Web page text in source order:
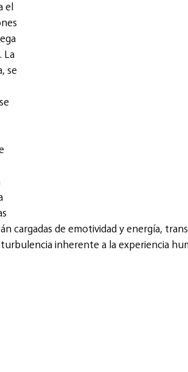
el
La
se
cargadas de emotividad y energía,
inherente a la experiencia